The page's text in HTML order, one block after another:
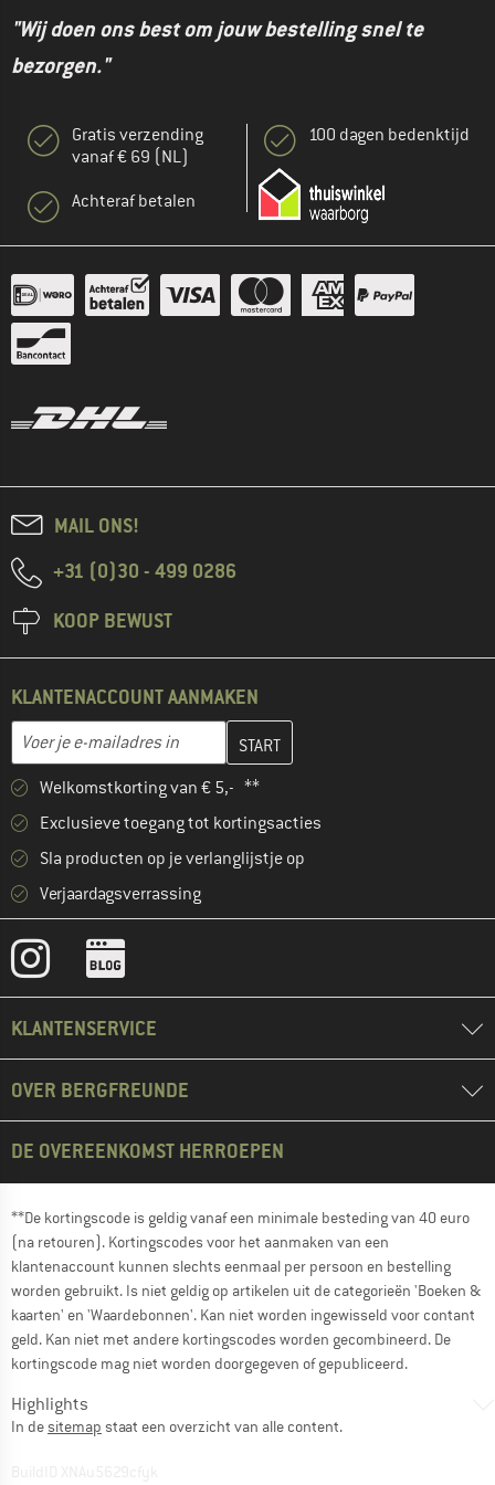
"Wij doen ons best om jouw bestelling snel te
bezorgen."
Gratis verzending
vanaf € 69 (NL)
Achteraf betalen
100 dagen bedenktijd
MAIL ONS!
+31 (0)30 - 499 0286
KOOP BEWUST
KLANTENACCOUNT AANMAKEN
E-mailadres
Vul je e-mailadres hier in en maak in de volgende stap je
Welkomstkorting van € 5,- **
Exclusieve toegang tot kortingsacties
Sla producten op je verlanglijstje op
Verjaardagsverrassing
KLANTENSERVICE
OVER BERGFREUNDE
DE OVEREENKOMST HERROEPEN
**De kortingscode is geldig vanaf een minimale besteding van 40 euro
(na retouren). Kortingscodes voor het aanmaken van een
klantenaccount kunnen slechts eenmaal per persoon en bestelling
worden gebruikt. Is niet geldig op artikelen uit de categorieën 'Boeken &
kaarten' en 'Waardebonnen'. Kan niet worden ingewisseld voor contant
geld. Kan niet met andere kortingscodes worden gecombineerd. De
kortingscode mag niet worden doorgegeven of gepubliceerd.
Highlights
In desitemap staat een overzicht van alle content.